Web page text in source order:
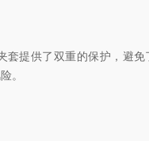
提供了双重的保护，避免
。